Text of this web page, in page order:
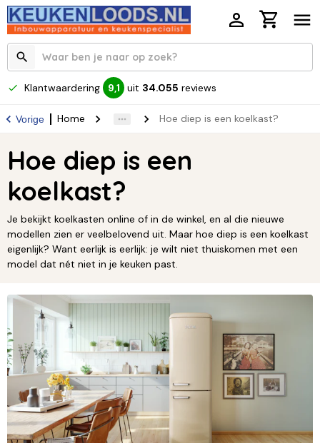
Klantwaardering 9,1 uit 34.055 reviews
Vorige Home Hoe diep is een koelkast?
Hoe diep is een
koelkast?
Je bekijkt koelkasten online of in de winkel, en al die nieuwe
modellen zien er veelbelovend uit. Maar hoe diep is een koelkast
eigenlijk? Want eerlijk is eerlijk: je wilt niet thuiskomen met een
model dat nét niet in je keuken past.